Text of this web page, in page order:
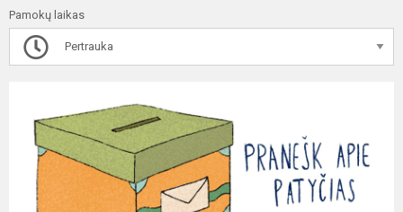
Pamokų laikas
Pertrauka